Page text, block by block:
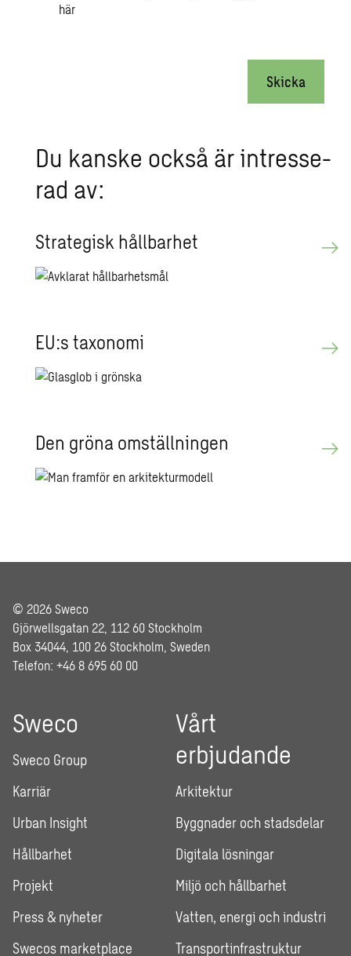
här
Skicka
Du kanske också är in­tres­se­
rad av:
Stra­te­gisk håll­bar­het
EU:s tax­o­no­mi
Den gröna om­ställ­ning­en
© 2026 Sweco
Gjörwellsgatan 22, 112 60 Stockholm
Box 34044, 100 26 Stockholm, Sweden
Telefon: +46 8 695 60 00
Sweco
Sweco Group
Karriär
Urban Insight
Hållbarhet
Projekt
Press & nyheter
Swecos marketplace
Vårt
erbjudande
Arkitektur
Byggnader och stadsdelar
Digitala lösningar
Miljö och hållbarhet
Vatten, energi och industri
Transportinfrastruktur